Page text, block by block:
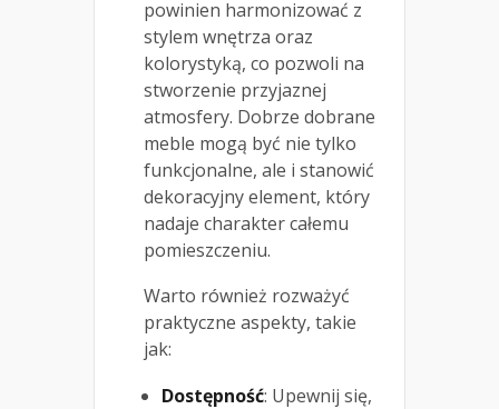
powinien harmonizować z
stylem wnętrza oraz
kolorystyką, co pozwoli na
stworzenie przyjaznej
atmosfery. Dobrze dobrane
meble mogą być nie tylko
funkcjonalne, ale i stanowić
dekoracyjny element, który
nadaje charakter całemu
pomieszczeniu.
Warto również rozważyć
praktyczne aspekty, takie
jak:
Dostępność: Upewnij się,